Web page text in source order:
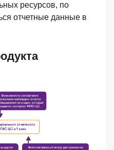
ресурсов, по
отчетные данные в